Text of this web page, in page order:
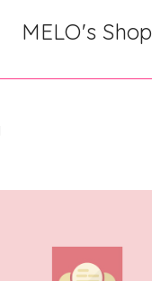
MELO's Shop